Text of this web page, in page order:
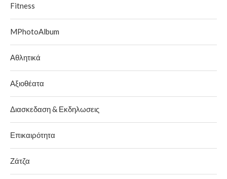
Fitness
MPhotoAlbum
Αθλητικά
Αξιοθέατα
Διασκεδαση & Εκδηλωσεις
Επικαιρότητα
Ζάτζα